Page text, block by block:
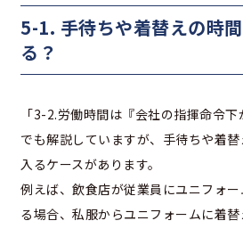
5-1. 手待ちや着替えの時
る？
「3-2.労働時間は『会社の指揮命令下
でも解説していますが、手待ちや着
入るケースがあります。
例えば、飲食店が従業員にユニフォ
る場合、私服からユニフォームに着